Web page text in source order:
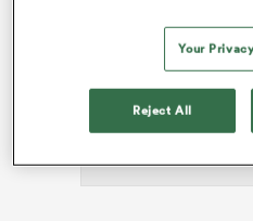
Your
Reject All